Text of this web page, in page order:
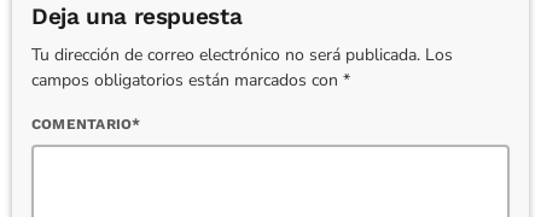
Deja una respuesta
Tu dirección de correo electrónico no será publicada. Los
campos obligatorios están marcados con *
COMENTARIO*